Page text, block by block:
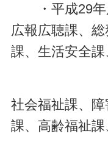
・平成29年
広報広聴課、
課、生活安全課
環境
社会福祉課、
課、高齢福祉課